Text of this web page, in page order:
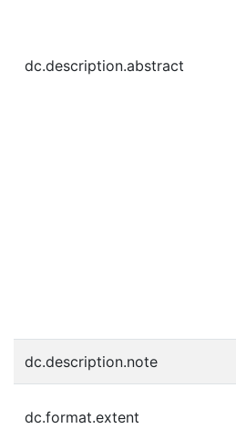
dc.description.abstract
dc.description.note
dc.format.extent